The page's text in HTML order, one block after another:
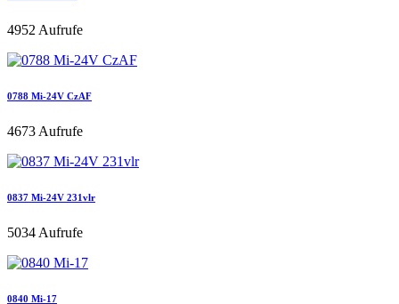
4952 Aufrufe
0788 Mi-24V CzAF
4673 Aufrufe
0837 Mi-24V 231vlr
5034 Aufrufe
0840 Mi-17